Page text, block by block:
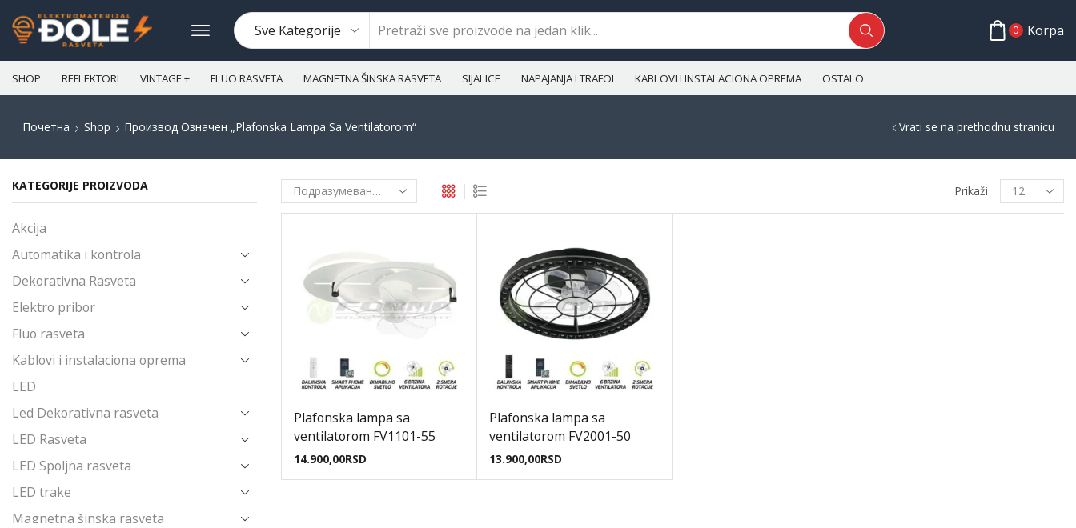
0 Korpa
SHOP REFLEKTORI VINTAGE + FLUO RASVETA MAGNETNA ŠINSKA RASVETA SIJALICE NAPAJANJA I TRAFOI KABLOVI I INSTALACIONA OPREMA OSTALO
Почетна Shop Производ Oзначен „plafonska Lampa Sa Ventilatorom“ Vrati se na prethodnu stranicu
Prikaži
Plafonska lampa sa
ventilatorom FV1101-55
14.900,00RSD
Plafonska lampa sa
ventilatorom FV2001-50
13.900,00RSD
KATEGORIJE PROIZVODA
Akcija
Automatika i kontrola
Dekorativna Rasveta
Elektro pribor
Fluo rasveta
Kablovi i instalaciona oprema
LED
Led Dekorativna rasveta
LED Rasveta
LED Spoljna rasveta
LED trake
Magnetna šinska rasveta